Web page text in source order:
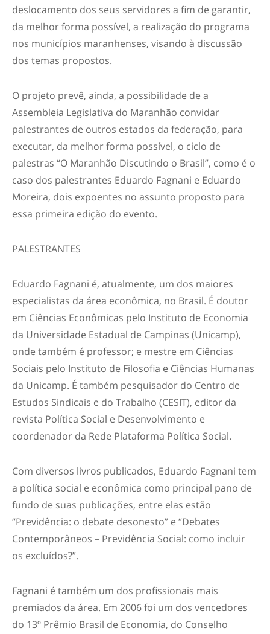
deslocamento dos seus servidores a fim de garantir,
da melhor forma possível, a realização do programa
nos municípios maranhenses, visando à discussão
dos temas propostos.
O projeto prevê, ainda, a possibilidade de a
Assembleia Legislativa do Maranhão convidar
palestrantes de outros estados da federação, para
executar, da melhor forma possível, o ciclo de
palestras “O Maranhão Discutindo o Brasil”, como é o
caso dos palestrantes Eduardo Fagnani e Eduardo
Moreira, dois expoentes no assunto proposto para
essa primeira edição do evento.
PALESTRANTES
Eduardo Fagnani é, atualmente, um dos maiores
especialistas da área econômica, no Brasil. É doutor
em Ciências Econômicas pelo Instituto de Economia
da Universidade Estadual de Campinas (Unicamp),
onde também é professor; e mestre em Ciências
Sociais pelo Instituto de Filosofia e Ciências Humanas
da Unicamp. É também pesquisador do Centro de
Estudos Sindicais e do Trabalho (CESIT), editor da
revista Política Social e Desenvolvimento e
coordenador da Rede Plataforma Política Social.
Com diversos livros publicados, Eduardo Fagnani tem
a política social e econômica como principal pano de
fundo de suas publicações, entre elas estão
“Previdência: o debate desonesto” e “Debates
Contemporâneos – Previdência Social: como incluir
os excluídos?”.
Fagnani é também um dos profissionais mais
premiados da área. Em 2006 foi um dos vencedores
do 13º Prêmio Brasil de Economia, do Conselho